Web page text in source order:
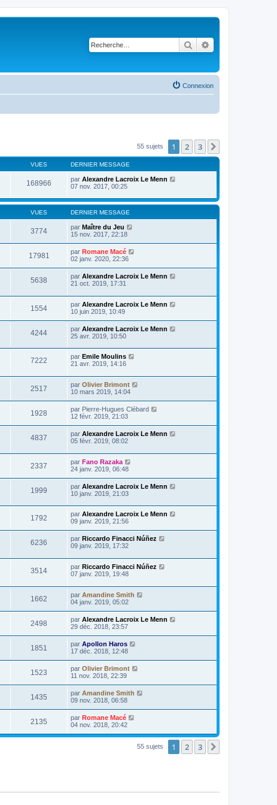
Rechercher
Connexion
55 sujets 1 2 3
VUES DERNIER MESSAGE
168966 par Alexandre Lacroix Le Menn
07 nov. 2017, 00:25
VUES DERNIER MESSAGE
3774 par Maître du Jeu
15 nov. 2017, 22:18
17981 par Romane Macé
02 janv. 2020, 22:36
5638 par Alexandre Lacroix Le Menn
21 oct. 2019, 17:31
1554 par Alexandre Lacroix Le Menn
10 juin 2019, 10:49
4244 par Alexandre Lacroix Le Menn
25 avr. 2019, 10:50
7222 par Emile Moulins
21 avr. 2019, 14:16
2517 par Olivier Brimont
10 mars 2019, 14:04
1928 par Pierre-Hugues Clébard
12 févr. 2019, 21:03
4837 par Alexandre Lacroix Le Menn
05 févr. 2019, 08:02
2337 par Fano Razaka
24 janv. 2019, 06:48
1999 par Alexandre Lacroix Le Menn
10 janv. 2019, 21:03
1792 par Alexandre Lacroix Le Menn
09 janv. 2019, 21:56
6236 par Riccardo Finacci Núñez
09 janv. 2019, 17:32
3514 par Riccardo Finacci Núñez
07 janv. 2019, 19:48
1662 par Amandine Smith
04 janv. 2019, 05:02
2498 par Alexandre Lacroix Le Menn
29 déc. 2018, 23:57
1851 par Apollon Haros
17 déc. 2018, 12:48
1523 par Olivier Brimont
11 nov. 2018, 22:39
1435 par Amandine Smith
09 nov. 2018, 06:58
2135 par Romane Macé
04 nov. 2018, 20:42
55 sujets 1 2 3